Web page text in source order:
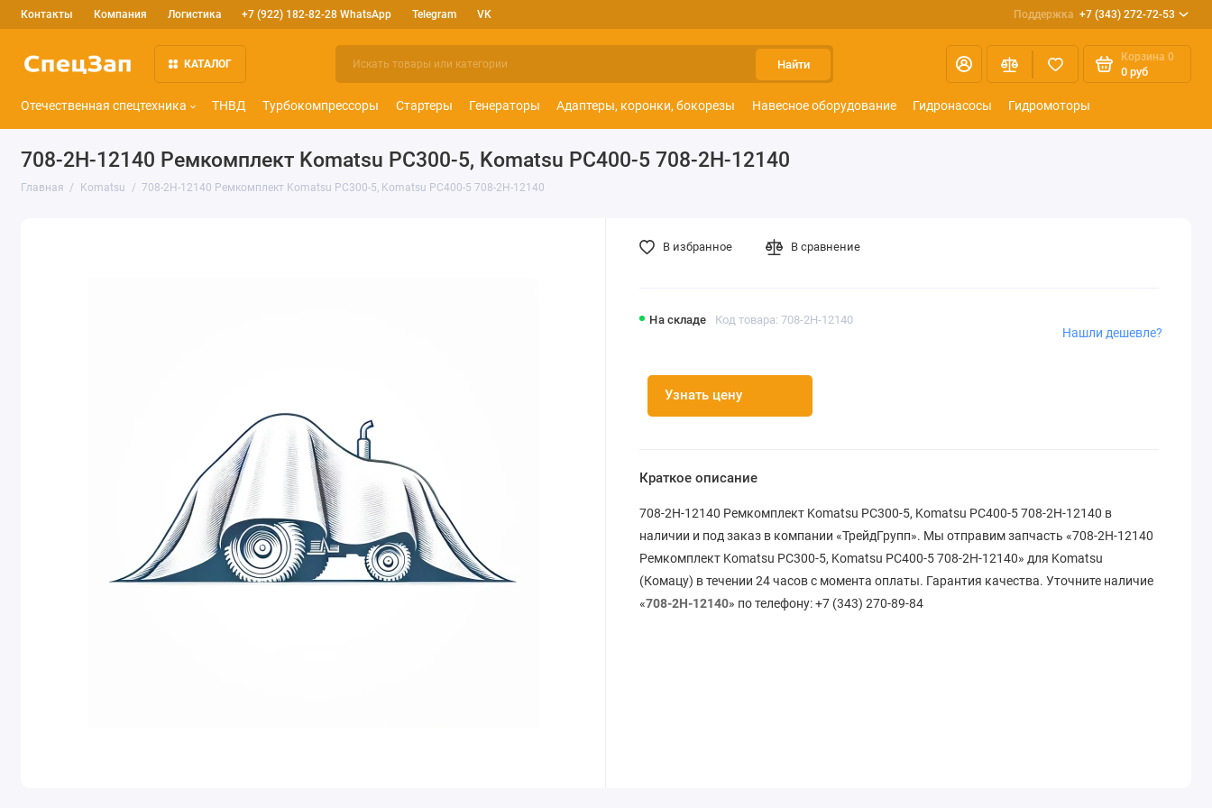
Контакты Компания Логистика +7 (922) 182-82-28 WhatsApp Telegram VK Поддержка +7 (343) 272-72-53
КАТАЛОГ Найти
Корзина 0
0 руб
Отечественная спецтехника ТНВД Турбокомпрессоры Стартеры Генераторы Адаптеры, коронки, бокорезы Навесное оборудование Гидронасосы Гидромоторы
708-2H-12140 Ремкомплект Komatsu PC300-5, Komatsu PC400-5 708-2H-12140
Главная Komatsu 708-2H-12140 Ремкомплект Komatsu PC300-5, Komatsu PC400-5 708-2H-12140
На складе Код товара: 708-2H-12140
Узнать цену
Нашли дешевле?
В избранное В сравнение
Краткое описание
708-2H-12140 Ремкомплект Komatsu PC300-5, Komatsu PC400-5 708-2H-12140 в
наличии и под заказ в компании «ТрейдГрупп». Мы отправим запчасть «708-2H-12140
Ремкомплект Komatsu PC300-5, Komatsu PC400-5 708-2H-12140» для Komatsu
(Комацу) в течении 24 часов с момента оплаты. Гарантия качества. Уточните наличие
«708-2H-12140» по телефону: +7 (343) 270-89-84